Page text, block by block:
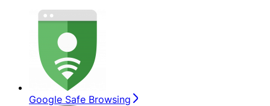
Google Safe Browsing